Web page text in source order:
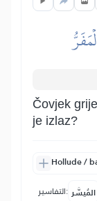
Čovjek
je izlaz?
التفاسير: المُيسَّر